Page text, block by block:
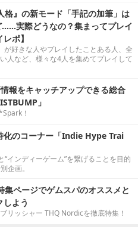
格』の新モード「手記の加筆」は
……実際どうなの？集まってプレイ
ポ】
が好きな人やプレイしたことある人、全
人など、様々な4人を集めてプレイして
報をキャッチアップできる総合
」
！
化のコーナー「Indie Hype Trai
“インディーゲーム”を繋げることを目的
企画。
集ページでゲムスパのオススメと
よう
リッシャー THQ Nordicを徹底特集！